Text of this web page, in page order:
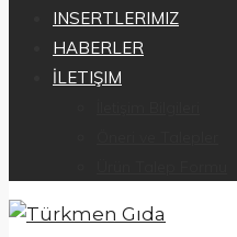
INSERTLERIMIZ
HABERLER
İLETIŞIM